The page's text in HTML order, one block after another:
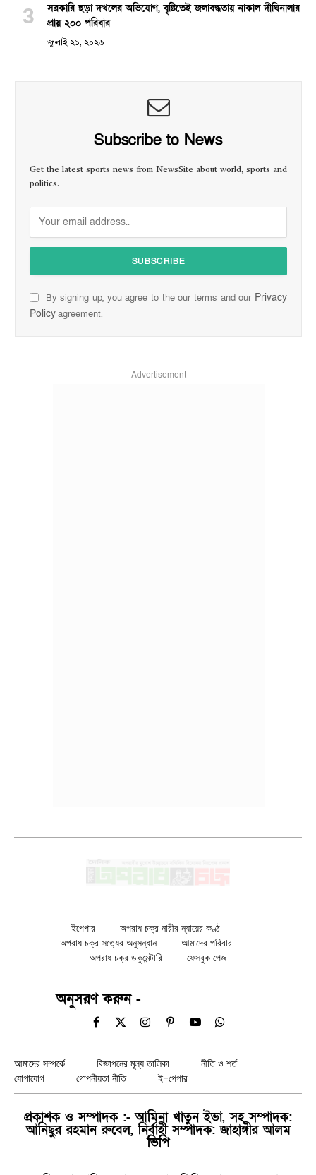
সরকারি ছড়া দখলের অভিযোগ, বৃষ্টিতেই জলাবদ্ধতায় নাকাল দীঘিনালার
প্রায় ২০০ পরিবার
জুলাই ২১, ২০২৬
Subscribe to News
Get the latest sports news from NewsSite about world, sports and
politics.
By signing up, you agree to the our terms and our Privacy
Policyagreement.
Advertisement
ইপেপার
অপরাধ চক্র নারীর ন্যায়ের কণ্ঠ
অপরাধ চক্র সত্যের অনুসন্ধান
আমাদের পরিবার
অপরাধ চক্র ডকুমেন্টারি
ফেসবুক পেজ
অনুসরণ করুন -
Facebook
X
InstagramPinterestYouTubeWhatsApp
আমাদের সম্পর্কে বিজ্ঞাপনের মূল্য তালিকা
নীতি ও শর্ত
যোগাযোগ
গোপনীয়তা নীতি ই-পেপার
প্রকাশক ও সম্পাদক :- আমিনা খাতুন ইভা, সহ সম্পাদক:
আনিছুর রহমান রুবেল, নির্বাহী সম্পাদক: জাহাঙ্গীর আলম
ভিপি